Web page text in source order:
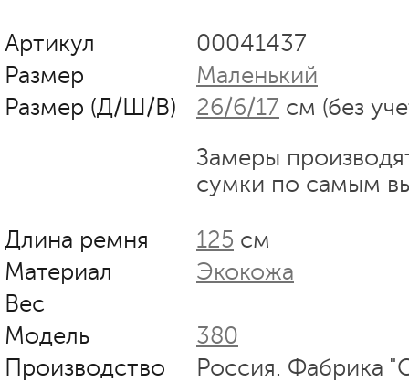
Артикул
00041437
Размер
Маленький
Размер (Д/Ш/В)
26/6/17 см (без
Замеры
сумки по самым
Длина ремня 125 см
Материал
Экокожа
Вес
Модель
380
Производство
Россия. Фабрика